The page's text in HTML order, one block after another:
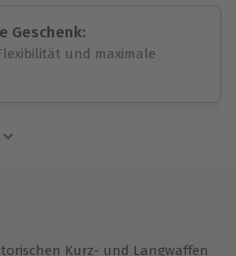
Geschenk:
und maximale
Kurz- und Langwaffen